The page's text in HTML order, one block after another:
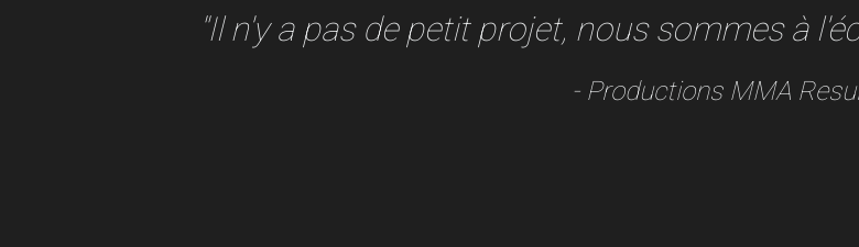
"Il n'y a pas de petit projet, nous sommes à
- Productions MMA